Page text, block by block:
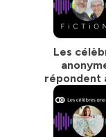
Les
répondent